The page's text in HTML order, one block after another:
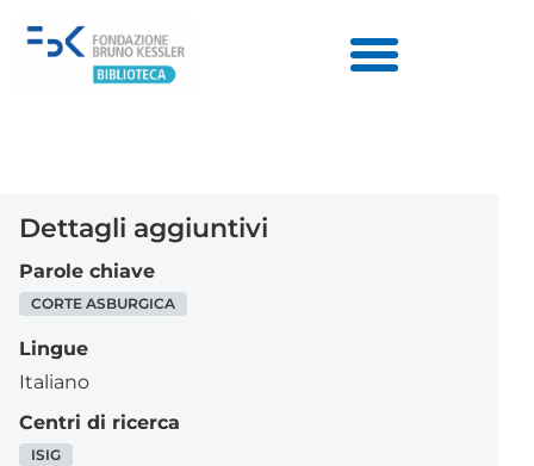
Dettagli aggiuntivi
Parole chiave
CORTE ASBURGICA
Lingue
Italiano
Centri di ricerca
ISIG